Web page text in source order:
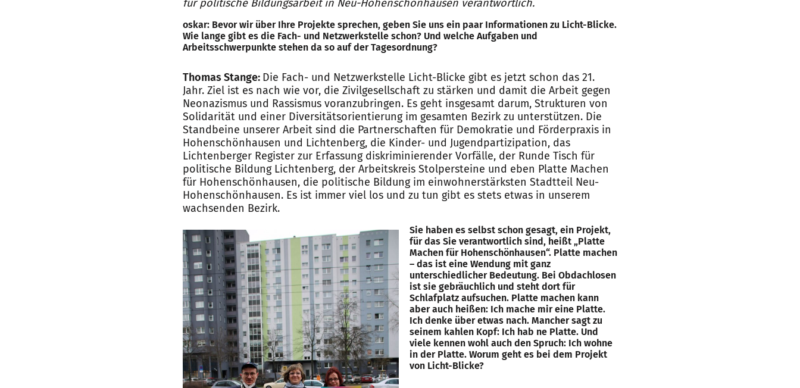
für politische Bildungsarbeit in Neu-Hohenschönhausen verantwortlich.
oskar: Bevor wir über Ihre Projekte sprechen, geben Sie uns ein paar Informationen zu Licht-Blicke.
Wie lange gibt es die Fach- und Netzwerkstelle schon? Und welche Aufgaben und
Arbeitsschwerpunkte stehen da so auf der Tagesordnung?
Thomas Stange: Die Fach- und Netzwerkstelle Licht-Blicke gibt es jetzt schon das 21.
Jahr. Ziel ist es nach wie vor, die Zivilgesellschaft zu stärken und damit die Arbeit gegen
Neonazismus und Rassismus voranzubringen. Es geht insgesamt darum, Strukturen von
Solidarität und einer Diversitätsorientierung im gesamten Bezirk zu unterstützen. Die
Standbeine unserer Arbeit sind die Partnerschaften für Demokratie und Förderpraxis in
Hohenschönhausen und Lichtenberg, die Kinder- und Jugendpartizipation, das
Lichtenberger Register zur Erfassung diskriminierender Vorfälle, der Runde Tisch für
politische Bildung Lichtenberg, der Arbeitskreis Stolpersteine und eben Platte Machen
für Hohenschönhausen, die politische Bildung im einwohnerstärksten Stadtteil Neu-
Hohenschönhausen. Es ist immer viel los und zu tun gibt es stets etwas in unserem
wachsenden Bezirk.
Sie haben es selbst schon gesagt, ein Projekt,
für das Sie verantwortlich sind, heißt „Platte
Machen für Hohenschönhausen“. Platte machen
– das ist eine Wendung mit ganz
unterschiedlicher Bedeutung. Bei Obdachlosen
ist sie gebräuchlich und steht dort für
Schlafplatz aufsuchen. Platte machen kann
aber auch heißen: Ich mache mir eine Platte.
Ich denke über etwas nach. Mancher sagt zu
seinem kahlen Kopf: Ich hab ne Platte. Und
viele kennen wohl auch den Spruch: Ich wohne
in der Platte. Worum geht es bei dem Projekt
von Licht-Blicke?